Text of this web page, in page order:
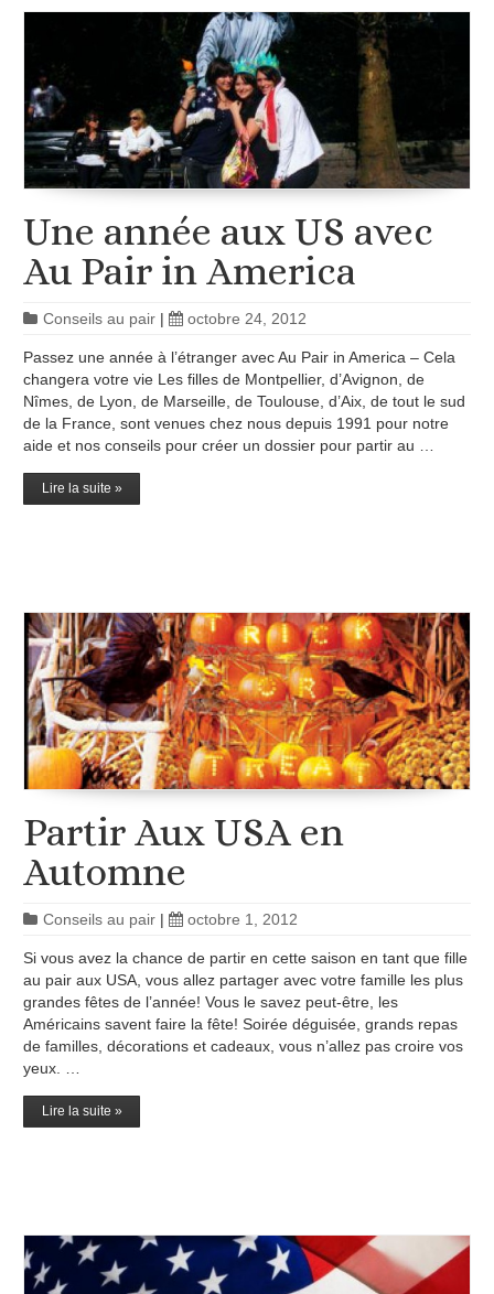
Une année aux US avec
Au Pair in America
Conseils au pair | octobre 24, 2012
Passez une année à l’étranger avec Au Pair in America – Cela
changera votre vie Les filles de Montpellier, d’Avignon, de
Nîmes, de Lyon, de Marseille, de Toulouse, d’Aix, de tout le sud
de la France, sont venues chez nous depuis 1991 pour notre
aide et nos conseils pour créer un dossier pour partir au …
Lire la suite »
Partir Aux USA en
Automne
Conseils au pair | octobre 1, 2012
Si vous avez la chance de partir en cette saison en tant que fille
au pair aux USA, vous allez partager avec votre famille les plus
grandes fêtes de l’année! Vous le savez peut-être, les
Américains savent faire la fête! Soirée déguisée, grands repas
de familles, décorations et cadeaux, vous n’allez pas croire vos
yeux. …
Lire la suite »